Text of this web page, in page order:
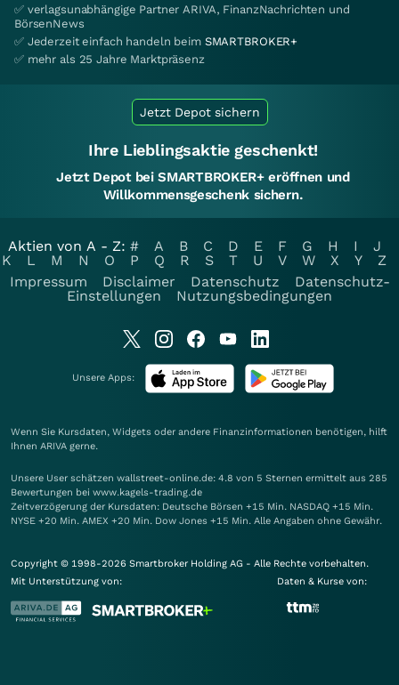
✅ verlagsunabhängige Partner ARIVA, FinanzNachrichten und
BörsenNews
✅ Jederzeit einfach handeln beim SMARTBROKER+
✅ mehr als 25 Jahre Marktpräsenz
Jetzt Depot sichern
Ihre Lieblingsaktie geschenkt!
Jetzt Depot bei SMARTBROKER+ eröffnen und
Willkommensgeschenk sichern.
Aktien von A - Z: # A B C D E F G H I
J
K
L M N O P Q R S T U V W X Y
Z
Impressum
Disclaimer Datenschutz
Datenschutz-
Einstellungen
Nutzungsbedingungen
Unsere Apps:
Wenn Sie Kursdaten, Widgets oder andere Finanzinformationen benötigen, hilft
Ihnen ARIVA gerne.
Unsere User schätzen wallstreet-online.de: 4.8 von 5 Sternen ermittelt aus 285
Bewertungen bei www.kagels-trading.de
Zeitverzögerung der Kursdaten: Deutsche Börsen +15 Min. NASDAQ +15 Min.
NYSE +20 Min. AMEX +20 Min. Dow Jones +15 Min. Alle Angaben ohne Gewähr.
Copyright © 1998-2026 Smartbroker Holding AG - Alle Rechte vorbehalten.
Mit Unterstützung von:
Daten & Kurse von: